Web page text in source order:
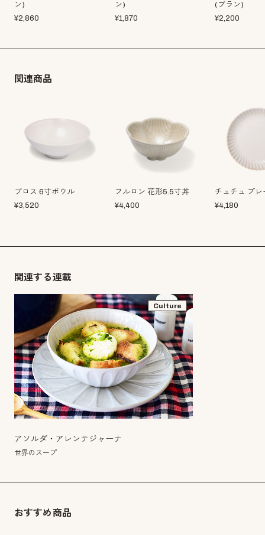
ン)
¥2,860
ン)
¥1,870
(ブラン)
¥2,200
関連商品
ブロス 6寸ボウル
¥3,520
フルロン 花形5.5寸丼
¥4,400
チュチュ プレ
¥4,180
関連する連載
Culture
アソルダ・アレンテジャーナ
世界のスープ
おすすめ商品